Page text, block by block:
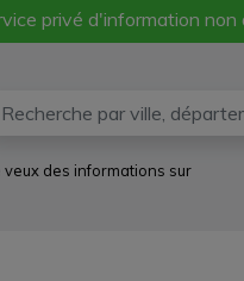
privé d'information non
veux des informations sur